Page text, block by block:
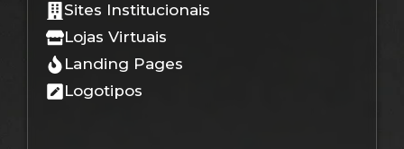
Sites Institucionais
Lojas Virtuais
Landing Pages
Logotipos